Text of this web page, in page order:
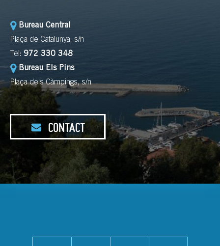
Bureau Central
Plaça de Catalunya, s/n
Tel: 972 330 348
Bureau Els Pins
Plaça dels Càmpings, s/n
CONTACT